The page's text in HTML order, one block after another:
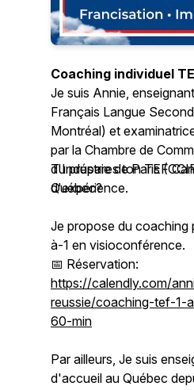
Coaching individuel
Je suis Annie,
Français Langue
Montréal) et
par la Chambre de
d'Industrie de Paris
d'expérience.
Tu prépares ton TEF
Québec?
Je propose du coaching
à-1 en visioconférence.
📅 Réservation:
https://calendly.com/
reussie/coaching-tef-1-
60-min
Par ailleurs, Je suis
d'accueil au Québec